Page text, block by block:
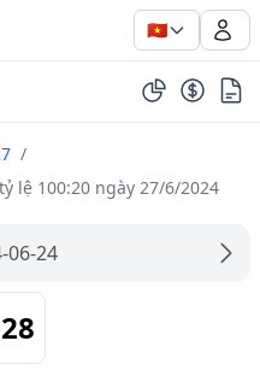
🇻🇳
/
lệ 100:20 ngày 27/6/2024
06-24
28